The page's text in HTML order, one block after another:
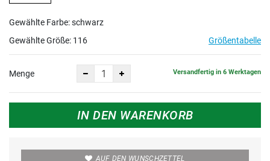
Gewählte Farbe: schwarz
Gewählte Größe: 116 Größentabelle
Menge Versandfertig in 6 Werktagen
IN DEN WARENKORB
AUF DEN WUNSCHZETTEL